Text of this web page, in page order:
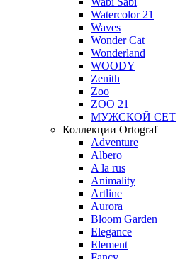
Watercolor 21
Waves
Wonder Cat
Wonderland
WOODY
Zenith
Zoo
ZOO 21
МУЖСКОЙ СЕТ
Коллекции Ortograf
Adventure
Albero
A la rus
Animality
Artline
Aurora
Bloom Garden
Elegance
Element